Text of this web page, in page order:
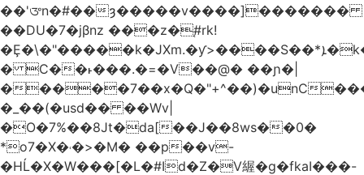
��'ᤅn�#��ȝ�����v����]�������
��DU�7�jβnz ���z�֚#rk!
�Ȩ�\�"�����k�JXm.�ƴ>����S��*ܐ�k��nJ�
� C��˫���.�=�V��@� ��ɲ�|
�����7��x�Q�"+^��)�unC
�_��(�usd�� ��Wv|
�O�7%��8Jt�da[��J��8ws��0�
*o7�X�˓�>�M� ��p��v-
�HĹ�X�W���[�L�#Id�Z�V䌂�g�fkaI���-